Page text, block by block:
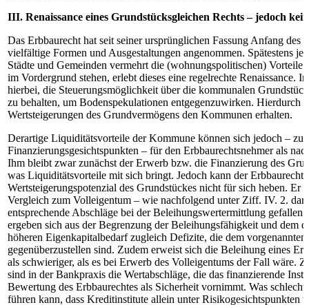
III. Renaissance eines Grundstücksgleichen Rechts – jedoch
Das Erbbaurecht hat seit seiner ursprünglichen Fassung Anfang des
vielfältige Formen und Ausgestaltungen angenommen. Spätestens
Städte und Gemeinden vermehrt die (wohnungspolitischen) Vorteile
im Vordergrund stehen, erlebt dieses eine regelrechte Renaissance.
hierbei, die Steuerungsmöglichkeit über die kommunalen
zu behalten, um Bodenspekulationen entgegenzuwirken. Hierdurch
Wertsteigerungen des Grundvermögens den Kommunen erhalten.
Derartige Liquiditätsvorteile der Kommune können sich jedoch –
Finanzierungsgesichtspunkten – für den Erbbaurechtsnehmer als
Ihm bleibt zwar zunächst der Erwerb bzw. die Finanzierung des
was Liquiditätsvorteile mit sich bringt. Jedoch kann der
Wertsteigerungspotenzial des Grundstückes nicht für sich heben. Er
Vergleich zum Volleigentum – wie nachfolgend unter Ziff. IV. 2.
entsprechende Abschläge bei der Beleihungswertermittlung gefallen
ergeben sich aus der Begrenzung der Beleihungsfähigkeit und dem
höheren Eigenkapitalbedarf zugleich Defizite, die dem
gegenüberzustellen sind. Zudem erweist sich die Beleihung eines
als schwieriger, als es bei Erwerb des Volleigentums der Fall wäre.
sind in der Bankpraxis die Wertabschläge, die das finanzierende
Bewertung des Erbbaurechtes als Sicherheit vornimmt. Was
führen kann, dass Kreditinstitute allein unter Risikogesichtspunkten